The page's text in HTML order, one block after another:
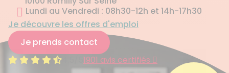
Lundi au Vendredi : 08h30-12h et 14h-17h30
Je découvre les offres d'emploi
Je prends contact
1901 avis certifiés